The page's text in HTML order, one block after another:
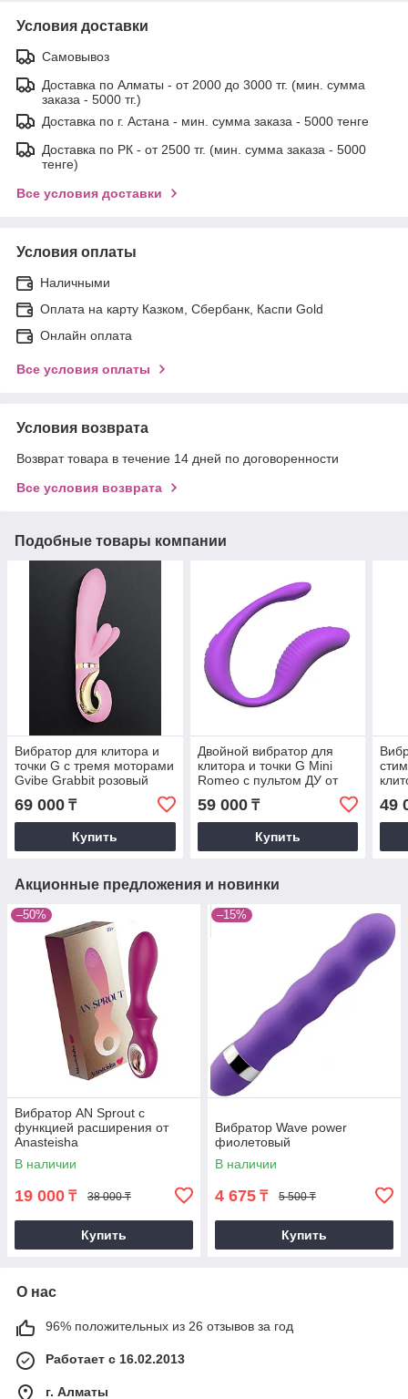
Условия доставки
Самовывоз
Доставка по Алматы - от 2000 до 3000 тг. (мин. сумма
заказа - 5000 тг.)
Доставка по г. Астана - мин. сумма заказа - 5000 тенге
Доставка по РК - от 2500 тг. (мин. сумма заказа - 5000
тенге)
Все условия доставки
Условия оплаты
Наличными
Оплата на карту Казком, Сбербанк, Каспи Gold
Онлайн оплата
Все условия оплаты
Условия возврата
Возврат товара в течение 14 дней по договоренности
Все условия возврата
Подобные товары компании
Вибратор для клитора и
точки G с тремя моторами
Gvibe Grabbit розовый
(22х4 см.)
69 000 ₸
Купить
Двойной вибратор для
клитора и точки G Mini
Romeo с пультом ДУ от
Adrien Lastic
59 000₸
Купить
49
Акционные предложения и новинки
–50%
Вибратор AN Sprout с
функцией расширения от
Anasteisha
В наличии
19 000 ₸ 38 000 ₸
Купить
–15%
Вибратор Wave power
фиолетовый
В наличии
4 675 ₸ 5 500 ₸
Купить
О нас
96% положительных из 26 отзывов за год
Работает с 16.02.2013
г. Алматы